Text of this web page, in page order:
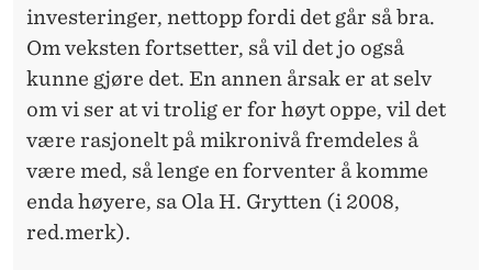
investeringer, nettopp fordi det går så bra.
Om veksten fortsetter, så vil det jo også
kunne gjøre det. En annen årsak er at selv
om vi ser at vi trolig er for høyt oppe, vil det
være rasjonelt på mikronivå fremdeles å
være med, så lenge en forventer å komme
enda høyere, sa Ola H. Grytten (i 2008,
red.merk).